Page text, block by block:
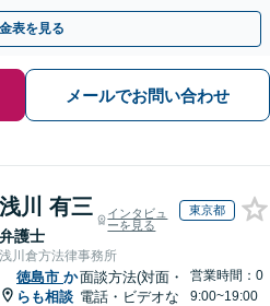
千葉中央駅4分】
表を見る
メールでお問い合わせ
浅川 有三
弁護士
インタビュ
ーを見る
東京都
浅川倉方法律事務所
徳島市 か
らも相談
面談方法(対面・
電話・ビデオな
営業時間：0
9:00~19:00